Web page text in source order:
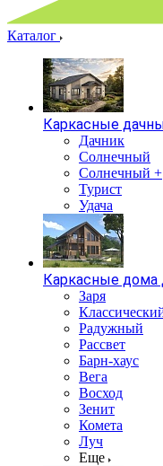
Каталог
Каркасные
Дачник
Солнечный
Солнечный +
Турист
Удача
Каркасные дома
Заря
Радужный
Рассвет
Барн-хаус
Вега
Восход
Зенит
Комета
Луч
Еще